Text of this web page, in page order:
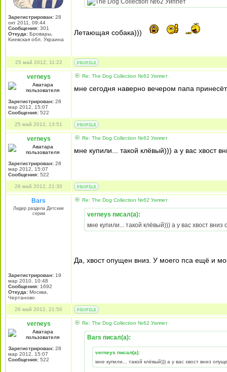
Зарегистрирован: 28
окт 2011, 09:44
Сообщения: 301
Откуда: Бровары,
Киевская обл. Украина
Летающая собака)))
25 май 2012, 11:22
verneys
Зарегистрирован: 28
мар 2012, 15:07
Сообщения: 522
Re: The Dog Collection №62 Уиппет
мне сегодня наверно вечером папа принесёт
25 май 2012, 13:51
verneys
Зарегистрирован: 28
мар 2012, 15:07
Сообщения: 522
Re: The Dog Collection №62 Уиппет
мне купили... такой клёвый))) а у вас хвост
26 май 2012, 21:30
Bars
Лидер раздела Детские
серии
Зарегистрирован: 19
мар 2010, 10:48
Сообщения: 1692
Откуда: Москва,
Чертаново
Re: The Dog Collection №62 Уиппет
verneys писал(а):
мне купили... такой клёвый))) а у вас хвост
Да, хвост опущен вниз. У моего пса ещё и
26 май 2012, 21:50
verneys
Зарегистрирован: 28
мар 2012, 15:07
Сообщения: 522
Re: The Dog Collection №62 Уиппет
Bars писал(а):
verneys писал(а):
мне купили... такой клёвый))) а у вас хвост вниз